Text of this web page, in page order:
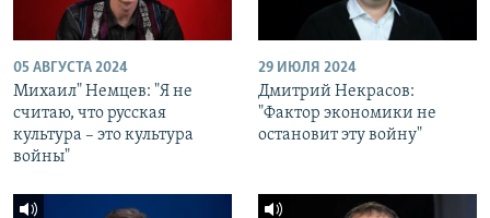
05 АВГУСТА 2024
Михаил" Немцев: "Я не
считаю, что русская
культура – это культура
войны"
29 ИЮЛЯ 2024
Дмитрий Некрасов:
"Фактор экономики не
остановит эту войну"